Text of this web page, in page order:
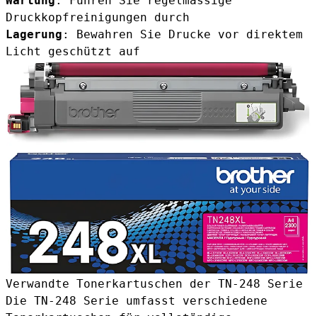
Druckkopfreinigungen durch
Lagerung : Bewahren Sie Drucke vor direktem
Licht geschützt auf
Verwandte Tonerkartuschen der TN-248 Serie
Die TN-248 Serie umfasst verschiedene